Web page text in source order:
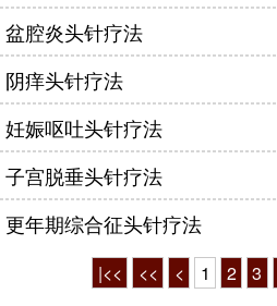
盆腔炎头针疗法
阴痒头针疗法
妊娠呕吐头针疗法
子宫脱垂头针疗法
更年期综合征头针疗法
|<< << < 1 2 3